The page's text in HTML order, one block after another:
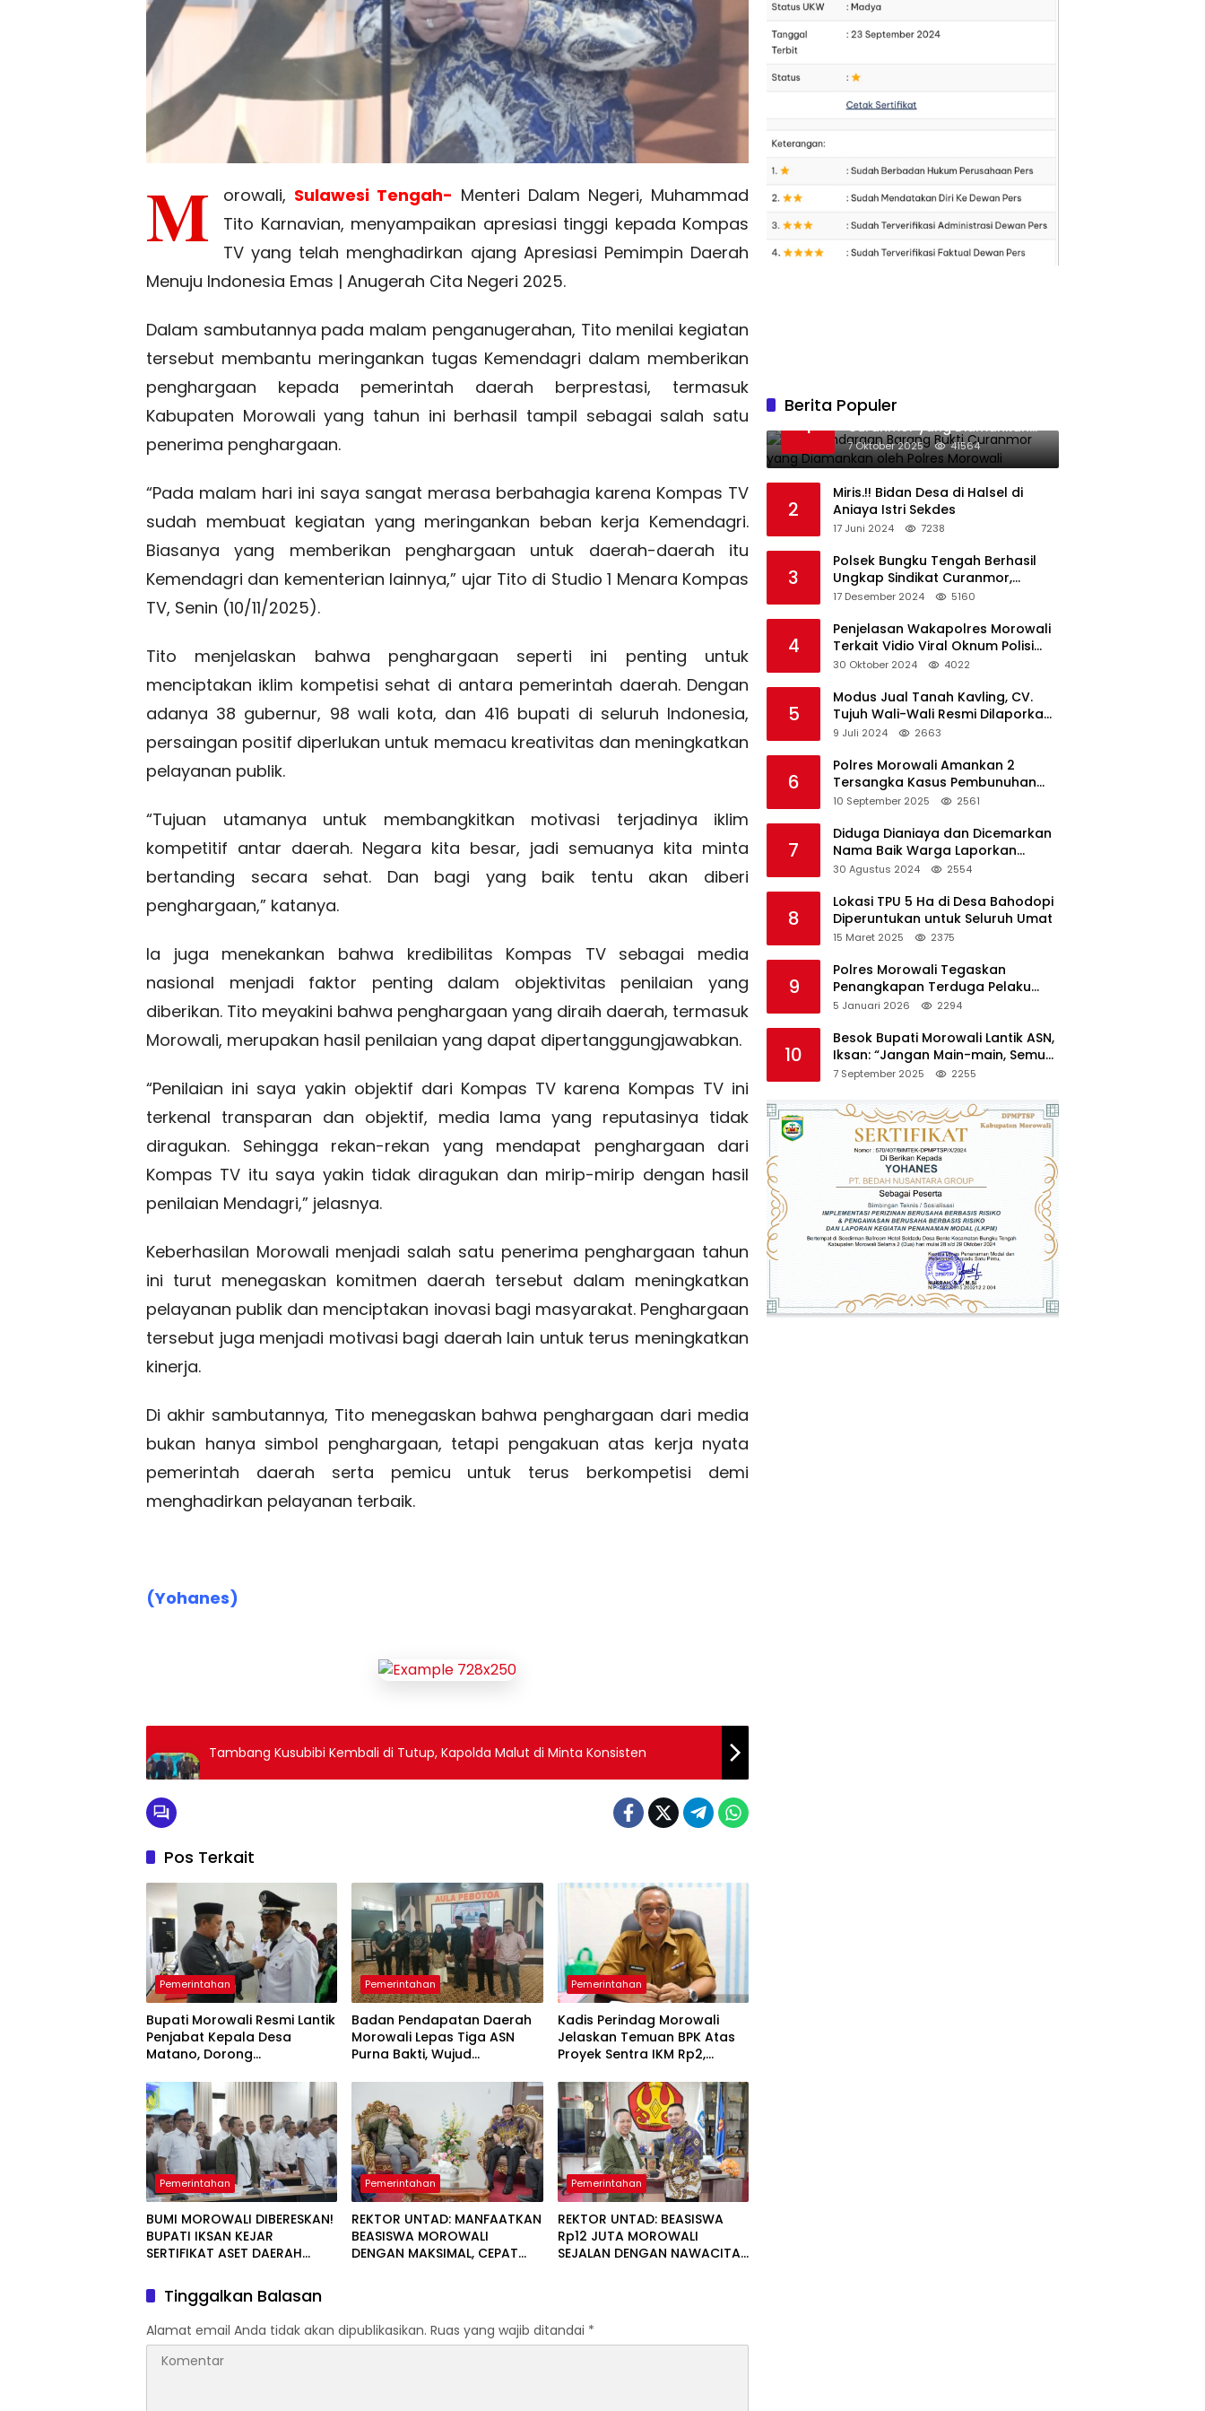
M orowali, Sulawesi Tengah- Menteri Dalam Negeri, Muhammad
Tito Karnavian, menyampaikan apresiasi tinggi kepada Kompas
TV yang telah menghadirkan ajang Apresiasi Pemimpin Daerah
Menuju Indonesia Emas | Anugerah Cita Negeri 2025.
Dalam sambutannya pada malam penganugerahan, Tito menilai kegiatan
tersebut membantu meringankan tugas Kemendagri dalam memberikan
penghargaan kepada pemerintah daerah berprestasi, termasuk
Kabupaten Morowali yang tahun ini berhasil tampil sebagai salah satu
penerima penghargaan.
“Pada malam hari ini saya sangat merasa berbahagia karena Kompas TV
sudah membuat kegiatan yang meringankan beban kerja Kemendagri.
Biasanya yang memberikan penghargaan untuk daerah-daerah itu
Kemendagri dan kementerian lainnya,” ujar Tito di Studio 1 Menara Kompas
TV, Senin (10/11/2025).
Tito menjelaskan bahwa penghargaan seperti ini penting untuk
menciptakan iklim kompetisi sehat di antara pemerintah daerah. Dengan
adanya 38 gubernur, 98 wali kota, dan 416 bupati di seluruh Indonesia,
persaingan positif diperlukan untuk memacu kreativitas dan meningkatkan
pelayanan publik.
“Tujuan utamanya untuk membangkitkan motivasi terjadinya iklim
kompetitif antar daerah. Negara kita besar, jadi semuanya kita minta
bertanding secara sehat. Dan bagi yang baik tentu akan diberi
penghargaan,” katanya.
Ia juga menekankan bahwa kredibilitas Kompas TV sebagai media
nasional menjadi faktor penting dalam objektivitas penilaian yang
diberikan. Tito meyakini bahwa penghargaan yang diraih daerah, termasuk
Morowali, merupakan hasil penilaian yang dapat dipertanggungjawabkan.
“Penilaian ini saya yakin objektif dari Kompas TV karena Kompas TV ini
terkenal transparan dan objektif, media lama yang reputasinya tidak
diragukan. Sehingga rekan-rekan yang mendapat penghargaan dari
Kompas TV itu saya yakin tidak diragukan dan mirip-mirip dengan hasil
penilaian Mendagri,” jelasnya.
Keberhasilan Morowali menjadi salah satu penerima penghargaan tahun
ini turut menegaskan komitmen daerah tersebut dalam meningkatkan
pelayanan publik dan menciptakan inovasi bagi masyarakat. Penghargaan
tersebut juga menjadi motivasi bagi daerah lain untuk terus meningkatkan
kinerja.
Di akhir sambutannya, Tito menegaskan bahwa penghargaan dari media
bukan hanya simbol penghargaan, tetapi pengakuan atas kerja nyata
pemerintah daerah serta pemicu untuk terus berkompetisi demi
menghadirkan pelayanan terbaik.
(Yohanes)
Tambang Kusubibi Kembali di Tutup, Kapolda Malut di Minta Konsisten
Pos Terkait
Pemerintahan
Bupati Morowali Resmi Lantik
Penjabat Kepala Desa
Matano, Dorong
Berbasis Kebersamaan
Pemerintahan
Badan Pendapatan Daerah
Morowali Lepas Tiga ASN
Purna Bakti, Wujud
Pengabdian
Pemerintahan
Kadis Perindag Morowali
Jelaskan Temuan BPK Atas
Proyek Sentra IKM Rp2,
Pemerintahan
BUMI MOROWALI DIBERESKAN!
BUPATI IKSAN KEJAR
SERTIFIKAT ASET DAERAH
Pemerintahan
REKTOR UNTAD: MANFAATKAN
BEASISWA MOROWALI
DENGAN MAKSIMAL, CEPAT
Pemerintahan
REKTOR UNTAD: BEASISWA
Rp12 JUTA MOROWALI
SEJALAN DENGAN NAWACITA
Tinggalkan Balasan
Alamat email Anda tidak akan dipublikasikan. Ruas yang wajib ditandai *
Berita Populer
1
Data Kendaraan Barang Bukti
Curanmor yang Diamankan
oleh Polres Morowali
7 Oktober 2025 41564
2
Miris.!! Bidan Desa di Halsel di
Aniaya Istri Sekdes
17 Juni 2024 7238
3
Polsek Bungku Tengah Berhasil
Ungkap Sindikat Curanmor,
Terduga Pelaku Akui Beraksi di 7
17 Desember 2024 5160
4
Penjelasan Wakapolres Morowali
Terkait Vidio Viral Oknum Polisi
Dikerumuni Warga Bahodopi
30 Oktober 2024 4022
5
Modus Jual Tanah Kavling, CV.
Tujuh Wali-Wali Resmi Dilaporkan
di Polres Kendari
9 Juli 2024 2663
6
Polres Morowali Amankan 2
Tersangka Kasus Pembunuhan
WNA di Desa Topogaro
10 September 2025 2561
7
Diduga Dianiaya dan Dicemarkan
Nama Baik Warga Laporkan
Oknum Kades dan Oknum Polisi
30 Agustus 2024 2554
8
Lokasi TPU 5 Ha di Desa Bahodopi
Diperuntukan untuk Seluruh Umat
15 Maret 2025 2375
9
Polres Morowali Tegaskan
Penangkapan Terduga Pelaku
Pembakaran Kantor PT RCP Sesuai
5 Januari 2026 2294
10
Besok Bupati Morowali Lantik ASN,
Iksan: “Jangan Main-main, Semua
Saya Pantau”
7 September 2025 2255